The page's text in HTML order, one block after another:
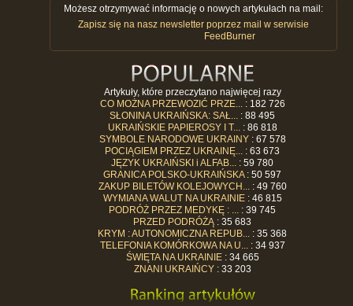
Możesz otrzymywać informację o nowych artykułach na mail:
Zapisz się na nasz newsletter poprzez mail w serwisie
FeedBurner
Artykuły, które przeczytano najwięcej razy
CO MOŻNA PRZEWOZIĆ PRZE...
: 182 726
SŁONINA UKRAIŃSKA: SAŁ...
: 88 495
UKRAIŃSKIE PAPIEROSY I T...
: 86 818
SYMBOLE NARODOWE UKRAINY: 67 578
POCIĄGIEM PRZEZ UKRAINĘ...
: 63 673
JĘZYK UKRAIŃSKI i ALFAB...
: 59 780
GRANICA POLSKO-UKRAIŃSKA: 50 597
ZAKUP BILETÓW KOLEJOWYCH...
: 49 760
WYMIANA WALUT NA UKRAINIE: 46 815
PODRÓŻ PRZEZ MEDYKĘ : ...
: 39 745
PRZED PODRÓŻĄ : 35 683
KRYM : AUTONOMICZNA REPUB...
: 35 368
TELEFONIA KOMÓRKOWA NA U...
: 34 937
ŚWIĘTA NA UKRAINIE: 34 665
ZNANI UKRAIŃCY: 33 203